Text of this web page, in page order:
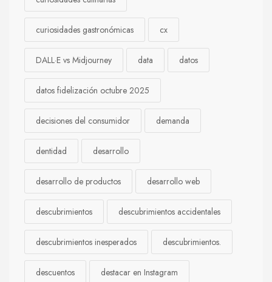
curiosidades gastronómicas cx
DALL·E vs Midjourney data datos
datos fidelización octubre 2025
decisiones del consumidor demanda
dentidad desarrollo
desarrollo de productos desarrollo web
descubrimientos descubrimientos accidentales
descubrimientos inesperados descubrimientos.
descuentos destacar en Instagram